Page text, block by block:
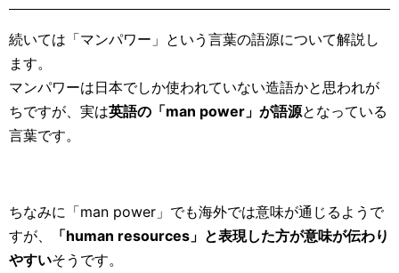
続いては「マンパワー」という言葉の語源について解説し
ます。
マンパワーは日本でしか使われていない造語かと思われが
ちですが、実は英語の「man power」が語源となっている
言葉です。
ちなみに「man power」でも海外では意味が通じるようで
すが、
「human resources」と表現した方が意味が伝わり
やすいそうです。